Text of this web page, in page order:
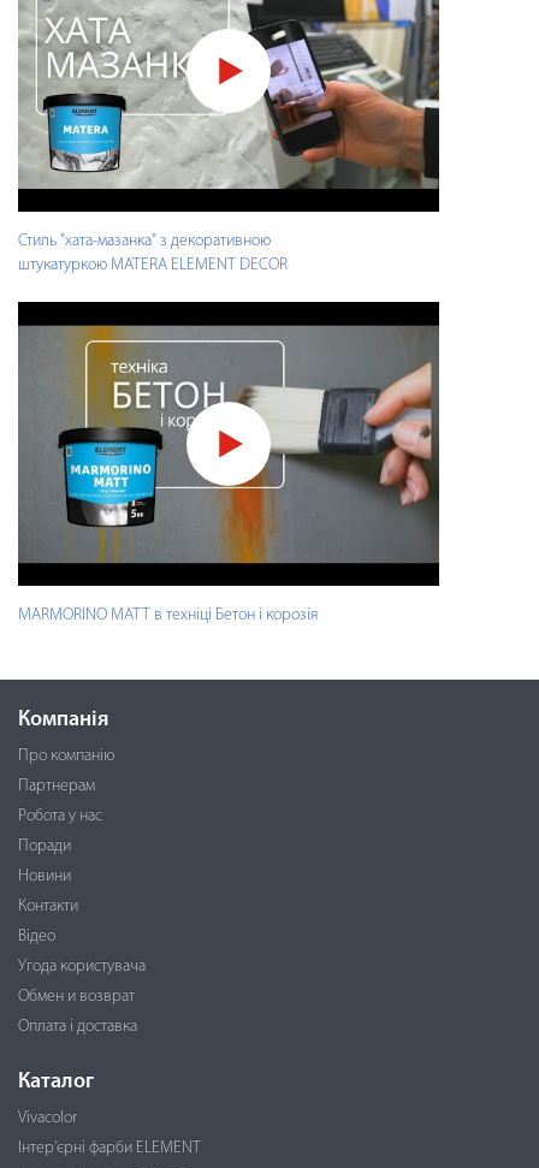
Стиль "хата-мазанка" з декоративною
штукатуркою MATERA ELEMENT DECOR
MARMORINO MATT в техніці Бетон і корозія
Компанія
Про компанію
Партнерам
Робота у нас
Поради
Новини
Контакти
Відео
Угода користувача
Обмен и возврат
Оплата і доставка
Каталог
Vivacolor
Інтер'єрні фарби ELEMENT